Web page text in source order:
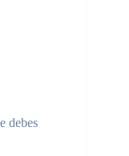
debes